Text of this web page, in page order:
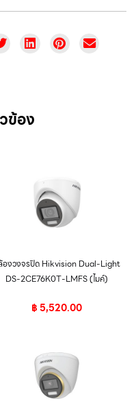
ข้อง
องวงจรปิด Hikvision Dual-Light
DS-2CE76K0T-LMFS (ไมค์)
฿5,520.00